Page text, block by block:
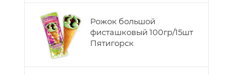
Рожок большой
фисташковый 100гр/15шт
Пятигорск